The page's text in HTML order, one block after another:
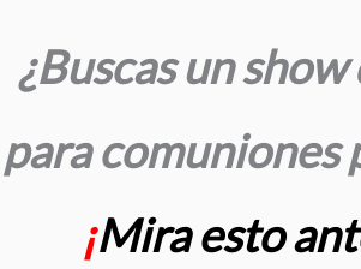
contenido
¿Buscas un show
para comuniones
¡Mira esto